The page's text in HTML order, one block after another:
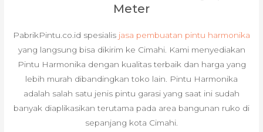
Meter
PabrikPintu.co.id spesialis jasa pembuatan pintu harmonika
yang langsung bisa dikirim ke Cimahi. Kami menyediakan
Pintu Harmonika dengan kualitas terbaik dan harga yang
lebih murah dibandingkan toko lain. Pintu Harmonika
adalah salah satu jenis pintu garasi yang saat ini sudah
banyak diaplikasikan terutama pada area bangunan ruko di
sepanjang kota Cimahi.